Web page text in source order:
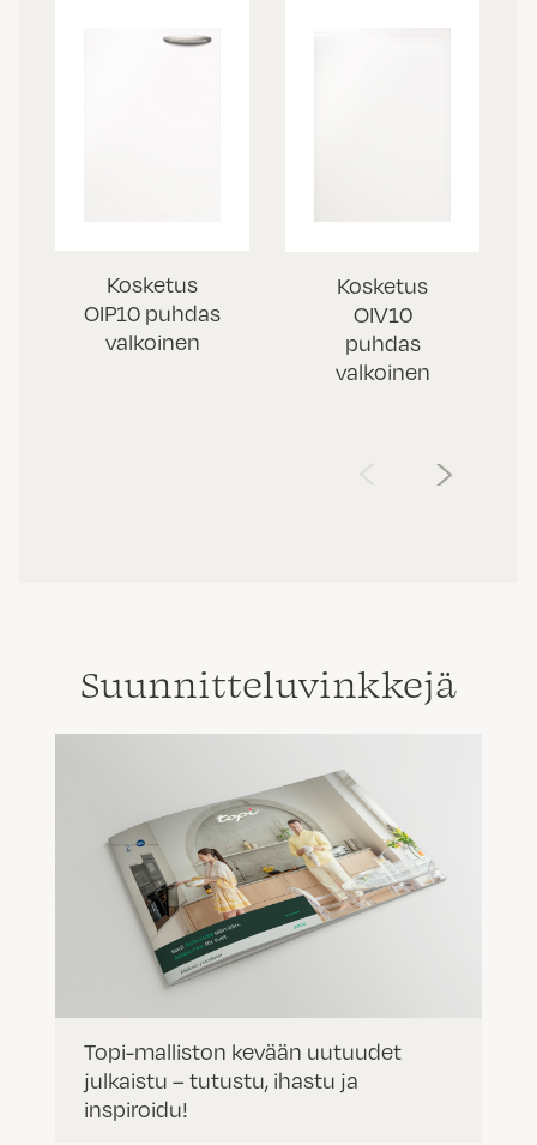
Kosketus
OIP10 puhdas
valkoinen
Kosketus
OIV10
puhdas
valkoinen
›
Suunnittelu­vinkkejä
Topi-malliston kevään uutuudet
julkaistu – tutustu, ihastu ja
inspiroidu!